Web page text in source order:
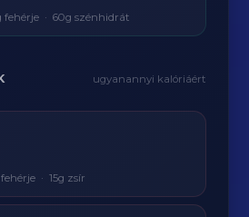
fehérje · 60g szénhidrát
ugyanannyi kalóriáért
· 15g zsír